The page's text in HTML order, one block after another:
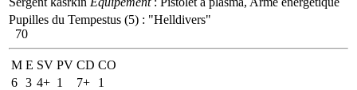
Pupilles du Tempestus (5) : "Helldivers"
70
M E SV PV CD CO
6 3 4+ 1 7+
1